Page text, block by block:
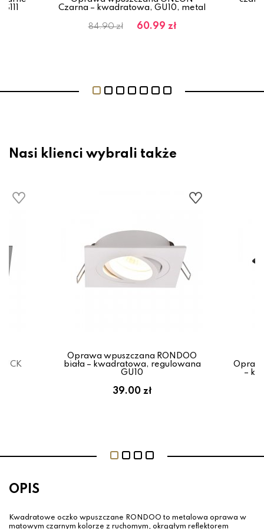
Czarna – kwadratowa, GU10, metal
84.90 zł 60.99 zł
Nasi klienci wybrali także
Oprawa wpuszczana RONDOO
biała – kwadratowa, regulowana
GU10
39.00 zł
–
OPIS
Kwadratowe oczko wpuszczane RONDOO to metalowa oprawa w
matowym czarnym kolorze z ruchomym, okrągłym reflektorem